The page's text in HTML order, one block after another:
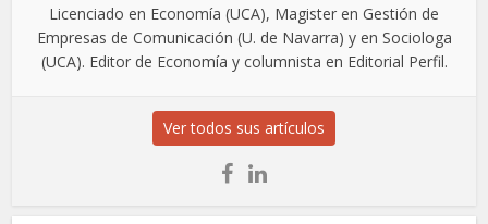
Licenciado en Economía (UCA), Magister en Gestión de
Empresas de Comunicación (U. de Navarra) y en Sociologa
(UCA). Editor de Economía y columnista en Editorial Perfil.
Ver todos sus artículos